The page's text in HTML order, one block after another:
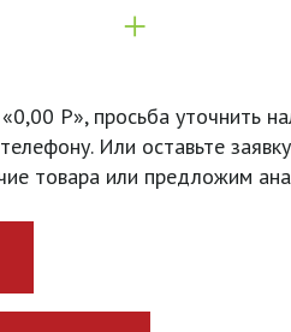
+
Р», просьба уточнить
Или оставьте
товара или предложим